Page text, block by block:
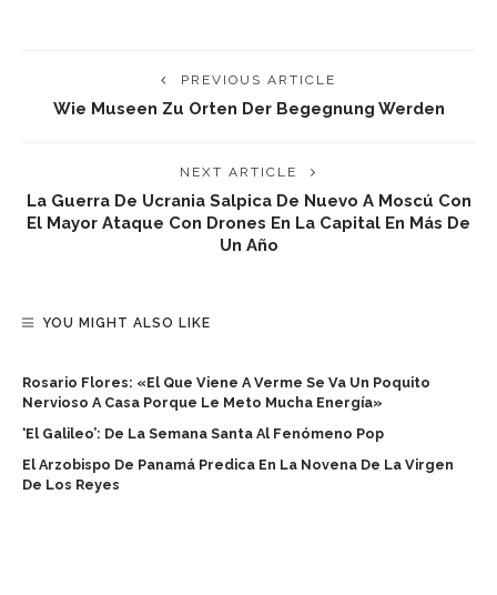
PREVIOUS ARTICLE
Wie Museen Zu Orten Der Begegnung Werden
NEXT ARTICLE
La Guerra De Ucrania Salpica De Nuevo A Moscú Con
El Mayor Ataque Con Drones En La Capital En Más De
Un Año
YOU MIGHT ALSO LIKE
Rosario Flores: «El Que Viene A Verme Se Va Un Poquito
Nervioso A Casa Porque Le Meto Mucha Energía»
‘El Galileo’: De La Semana Santa Al Fenómeno Pop
El Arzobispo De Panamá Predica En La Novena De La Virgen
De Los Reyes